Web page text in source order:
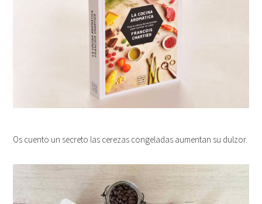
Os cuento un secreto las cerezas congeladas aumentan su dulzor.